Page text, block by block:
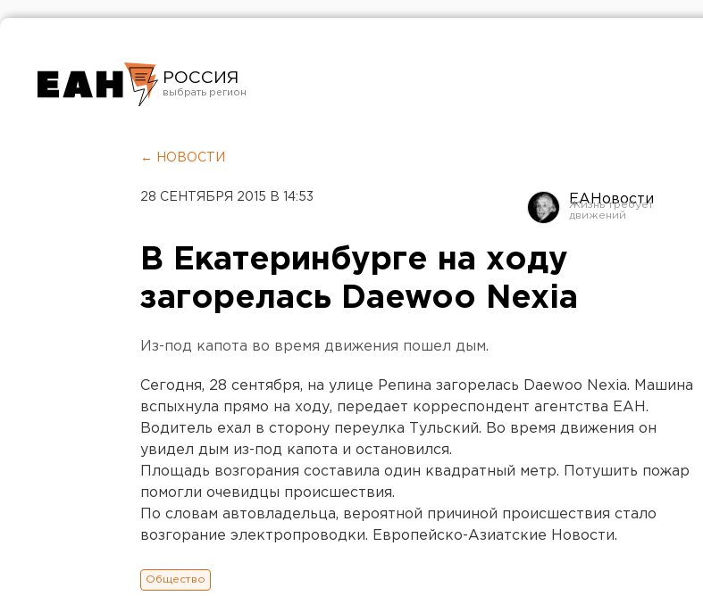
РОССИЯ
Челябинск
← НОВОСТИ
28 СЕНТЯБРЯ 2015 В 14:53 ЕАНовости
В Екатеринбурге на ходу
загорелась Daewoo Nexia
Из-под капота во время движения пошел дым.
Сегодня, 28 сентября, на улице Репина загорелась Daewoo Nexia. Машина
вспыхнула прямо на ходу, передает корреспондент агентства ЕАН.
Водитель ехал в сторону переулка Тульский. Во время движения он
увидел дым из-под капота и остановился.
Площадь возгорания составила один квадратный метр. Потушить пожар
помогли очевидцы происшествия.
По словам автовладельца, вероятной причиной происшествия стало
возгорание электропроводки. Европейско-Азиатские Новости.
Общество